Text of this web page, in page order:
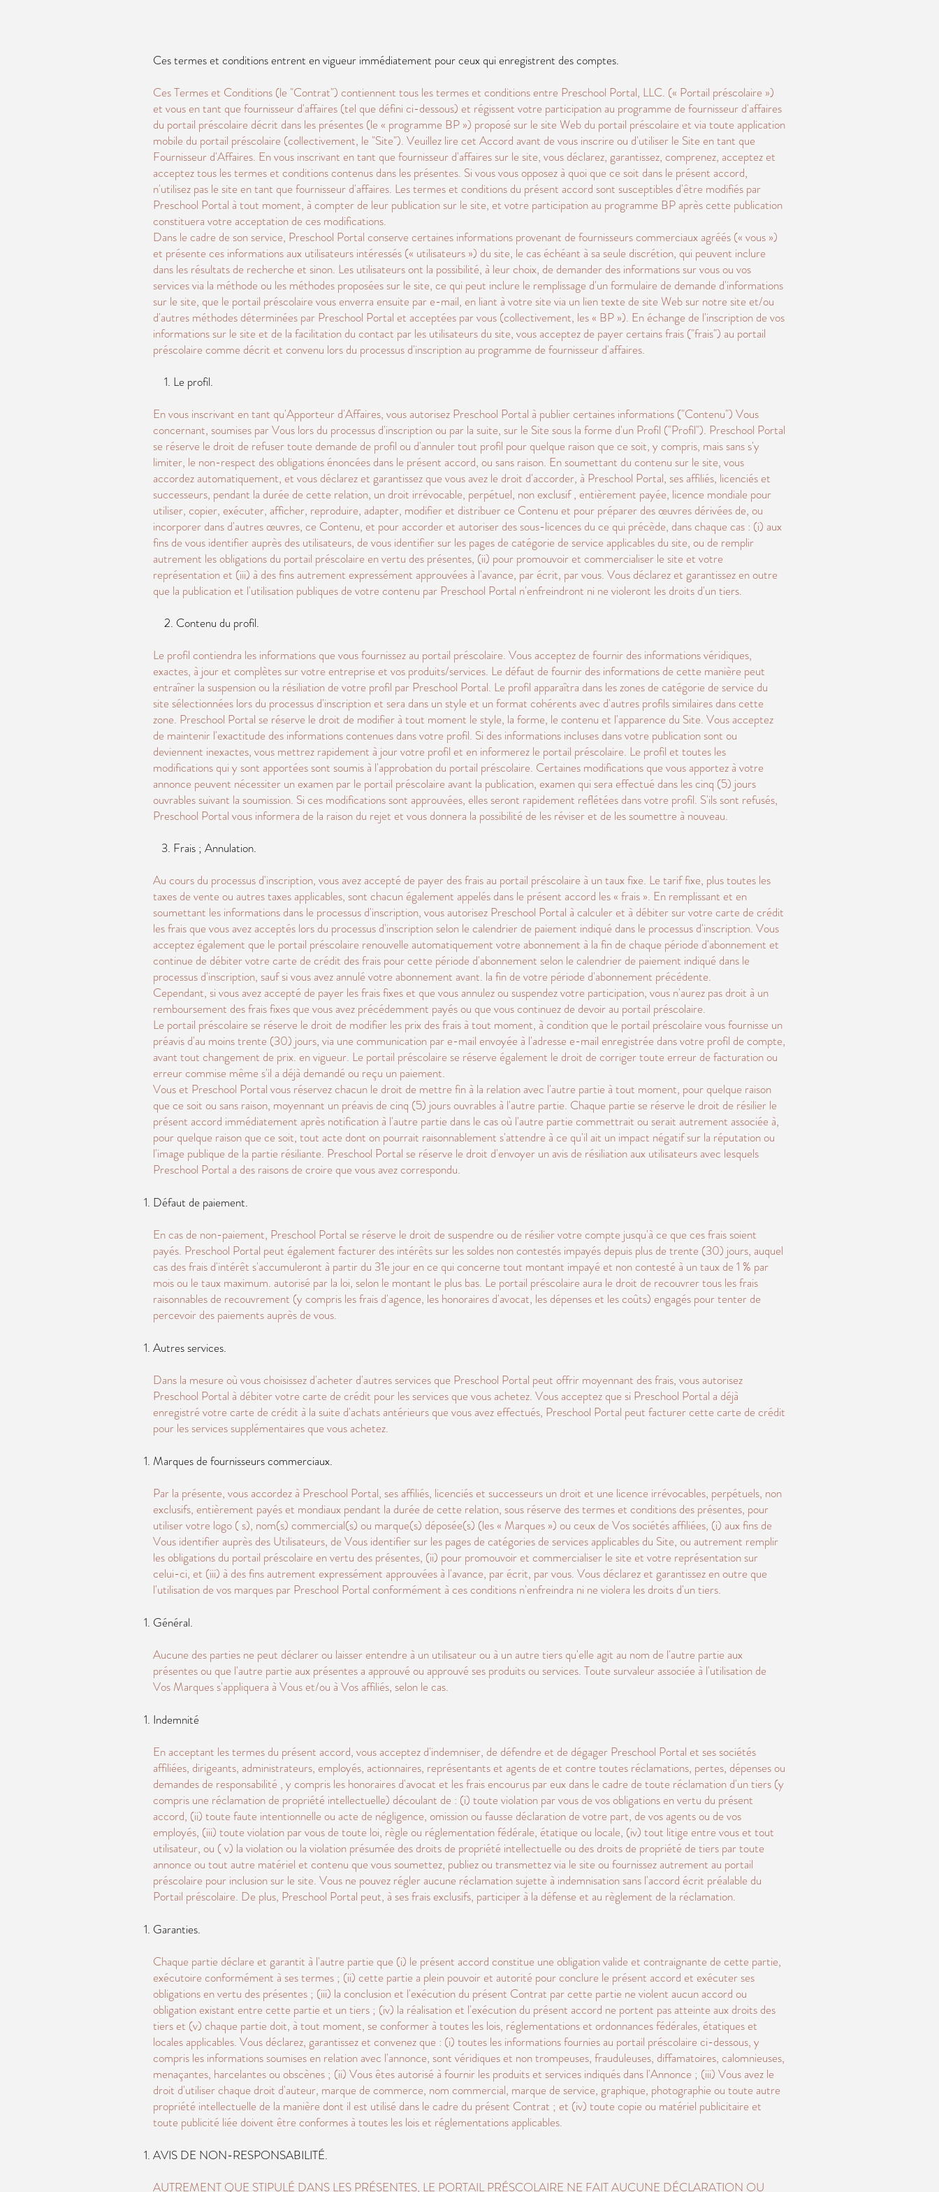
Ces termes et conditions entrent en vigueur immédiatement pour ceux qui enregistrent des comptes.
Ces Termes et Conditions (le "Contrat") contiennent tous les termes et conditions entre Preschool Portal, LLC. (« Portail préscolaire »)
et vous en tant que fournisseur d'affaires (tel que défini ci-dessous) et régissent votre participation au programme de fournisseur d'affaires
du portail préscolaire décrit dans les présentes (le « programme BP ») proposé sur le site Web du portail préscolaire et via toute application
mobile du portail préscolaire (collectivement, le "Site"). Veuillez lire cet Accord avant de vous inscrire ou d'utiliser le Site en tant que
Fournisseur d'Affaires. En vous inscrivant en tant que fournisseur d'affaires sur le site, vous déclarez, garantissez, comprenez, acceptez et
acceptez tous les termes et conditions contenus dans les présentes. Si vous vous opposez à quoi que ce soit dans le présent accord,
n'utilisez pas le site en tant que fournisseur d'affaires. Les termes et conditions du présent accord sont susceptibles d'être modifiés par
Preschool Portal à tout moment, à compter de leur publication sur le site, et votre participation au programme BP après cette publication
constituera votre acceptation de ces modifications.
Dans le cadre de son service, Preschool Portal conserve certaines informations provenant de fournisseurs commerciaux agréés (« vous »)
et présente ces informations aux utilisateurs intéressés (« utilisateurs ») du site, le cas échéant à sa seule discrétion, qui peuvent inclure
dans les résultats de recherche et sinon. Les utilisateurs ont la possibilité, à leur choix, de demander des informations sur vous ou vos
services via la méthode ou les méthodes proposées sur le site, ce qui peut inclure le remplissage d'un formulaire de demande d'informations
sur le site, que le portail préscolaire vous enverra ensuite par e-mail, en liant à votre site via un lien texte de site Web sur notre site et/ou
d'autres méthodes déterminées par Preschool Portal et acceptées par vous (collectivement, les « BP »). En échange de l'inscription de vos
informations sur le site et de la facilitation du contact par les utilisateurs du site, vous acceptez de payer certains frais ("frais") au portail
préscolaire comme décrit et convenu lors du processus d'inscription au programme de fournisseur d'affaires.
1. Le profil.
En vous inscrivant en tant qu'Apporteur d'Affaires, vous autorisez Preschool Portal à publier certaines informations ("Contenu") Vous
concernant, soumises par Vous lors du processus d'inscription ou par la suite, sur le Site sous la forme d'un Profil ("Profil"). Preschool Portal
se réserve le droit de refuser toute demande de profil ou d'annuler tout profil pour quelque raison que ce soit, y compris, mais sans s'y
limiter, le non-respect des obligations énoncées dans le présent accord, ou sans raison. En soumettant du contenu sur le site, vous
accordez automatiquement, et vous déclarez et garantissez que vous avez le droit d'accorder, à Preschool Portal, ses affiliés, licenciés et
successeurs, pendant la durée de cette relation, un droit irrévocable, perpétuel, non exclusif , entièrement payée, licence mondiale pour
utiliser, copier, exécuter, afficher, reproduire, adapter, modifier et distribuer ce Contenu et pour préparer des œuvres dérivées de, ou
incorporer dans d'autres œuvres, ce Contenu, et pour accorder et autoriser des sous-licences du ce qui précède, dans chaque cas : (i) aux
fins de vous identifier auprès des utilisateurs, de vous identifier sur les pages de catégorie de service applicables du site, ou de remplir
autrement les obligations du portail préscolaire en vertu des présentes, (ii) pour promouvoir et commercialiser le site et votre
représentation et (iii) à des fins autrement expressément approuvées à l'avance, par écrit, par vous. Vous déclarez et garantissez en outre
que la publication et l'utilisation publiques de votre contenu par Preschool Portal n'enfreindront ni ne violeront les droits d'un tiers.
2. Contenu du profil.
Le profil contiendra les informations que vous fournissez au portail préscolaire. Vous acceptez de fournir des informations véridiques,
exactes, à jour et complètes sur votre entreprise et vos produits/services. Le défaut de fournir des informations de cette manière peut
entraîner la suspension ou la résiliation de votre profil par Preschool Portal. Le profil apparaîtra dans les zones de catégorie de service du
site sélectionnées lors du processus d'inscription et sera dans un style et un format cohérents avec d'autres profils similaires dans cette
zone. Preschool Portal se réserve le droit de modifier à tout moment le style, la forme, le contenu et l'apparence du Site. Vous acceptez
de maintenir l'exactitude des informations contenues dans votre profil. Si des informations incluses dans votre publication sont ou
deviennent inexactes, vous mettrez rapidement à jour votre profil et en informerez le portail préscolaire. Le profil et toutes les
modifications qui y sont apportées sont soumis à l'approbation du portail préscolaire. Certaines modifications que vous apportez à votre
annonce peuvent nécessiter un examen par le portail préscolaire avant la publication, examen qui sera effectué dans les cinq (5) jours
ouvrables suivant la soumission. Si ces modifications sont approuvées, elles seront rapidement reflétées dans votre profil. S'ils sont refusés,
Preschool Portal vous informera de la raison du rejet et vous donnera la possibilité de les réviser et de les soumettre à nouveau.
3. Frais ; Annulation.
Au cours du processus d'inscription, vous avez accepté de payer des frais au portail préscolaire à un taux fixe. Le tarif fixe, plus toutes les
taxes de vente ou autres taxes applicables, sont chacun également appelés dans le présent accord les « frais ». En remplissant et en
soumettant les informations dans le processus d'inscription, vous autorisez Preschool Portal à calculer et à débiter sur votre carte de crédit
les frais que vous avez acceptés lors du processus d'inscription selon le calendrier de paiement indiqué dans le processus d'inscription. Vous
acceptez également que le portail préscolaire renouvelle automatiquement votre abonnement à la fin de chaque période d'abonnement et
continue de débiter votre carte de crédit des frais pour cette période d'abonnement selon le calendrier de paiement indiqué dans le
processus d'inscription, sauf si vous avez annulé votre abonnement avant. la fin de votre période d'abonnement précédente.
Cependant, si vous avez accepté de payer les frais fixes et que vous annulez ou suspendez votre participation, vous n'aurez pas droit à un
remboursement des frais fixes que vous avez précédemment payés ou que vous continuez de devoir au portail préscolaire.
Le portail préscolaire se réserve le droit de modifier les prix des frais à tout moment, à condition que le portail préscolaire vous fournisse un
préavis d'au moins trente (30) jours, via une communication par e-mail envoyée à l'adresse e-mail enregistrée dans votre profil de compte,
avant tout changement de prix. en vigueur. Le portail préscolaire se réserve également le droit de corriger toute erreur de facturation ou
erreur commise même s'il a déjà demandé ou reçu un paiement.
Vous et Preschool Portal vous réservez chacun le droit de mettre fin à la relation avec l'autre partie à tout moment, pour quelque raison
que ce soit ou sans raison, moyennant un préavis de cinq (5) jours ouvrables à l'autre partie. Chaque partie se réserve le droit de résilier le
présent accord immédiatement après notification à l'autre partie dans le cas où l'autre partie commettrait ou serait autrement associée à,
pour quelque raison que ce soit, tout acte dont on pourrait raisonnablement s'attendre à ce qu'il ait un impact négatif sur la réputation ou
l'image publique de la partie résiliante. Preschool Portal se réserve le droit d'envoyer un avis de résiliation aux utilisateurs avec lesquels
Preschool Portal a des raisons de croire que vous avez correspondu.
Défaut de paiement.
En cas de non-paiement, Preschool Portal se réserve le droit de suspendre ou de résilier votre compte jusqu'à ce que ces frais soient
payés. Preschool Portal peut également facturer des intérêts sur les soldes non contestés impayés depuis plus de trente (30) jours, auquel
cas des frais d'intérêt s'accumuleront à partir du 31e jour en ce qui concerne tout montant impayé et non contesté à un taux de 1 % par
mois ou le taux maximum. autorisé par la loi, selon le montant le plus bas. Le portail préscolaire aura le droit de recouvrer tous les frais
raisonnables de recouvrement (y compris les frais d'agence, les honoraires d'avocat, les dépenses et les coûts) engagés pour tenter de
percevoir des paiements auprès de vous.
Autres services.
Dans la mesure où vous choisissez d'acheter d'autres services que Preschool Portal peut offrir moyennant des frais, vous autorisez
Preschool Portal à débiter votre carte de crédit pour les services que vous achetez. Vous acceptez que si Preschool Portal a déjà
enregistré votre carte de crédit à la suite d'achats antérieurs que vous avez effectués, Preschool Portal peut facturer cette carte de crédit
pour les services supplémentaires que vous achetez.
Marques de fournisseurs commerciaux.
Par la présente, vous accordez à Preschool Portal, ses affiliés, licenciés et successeurs un droit et une licence irrévocables, perpétuels, non
exclusifs, entièrement payés et mondiaux pendant la durée de cette relation, sous réserve des termes et conditions des présentes, pour
utiliser votre logo ( s), nom(s) commercial(s) ou marque(s) déposée(s) (les « Marques ») ou ceux de Vos sociétés affiliées, (i) aux fins de
Vous identifier auprès des Utilisateurs, de Vous identifier sur les pages de catégories de services applicables du Site, ou autrement remplir
les obligations du portail préscolaire en vertu des présentes, (ii) pour promouvoir et commercialiser le site et votre représentation sur
celui-ci, et (iii) à des fins autrement expressément approuvées à l'avance, par écrit, par vous. Vous déclarez et garantissez en outre que
l'utilisation de vos marques par Preschool Portal conformément à ces conditions n'enfreindra ni ne violera les droits d'un tiers.
Général.
Aucune des parties ne peut déclarer ou laisser entendre à un utilisateur ou à un autre tiers qu'elle agit au nom de l'autre partie aux
présentes ou que l'autre partie aux présentes a approuvé ou approuvé ses produits ou services. Toute survaleur associée à l'utilisation de
Vos Marques s'appliquera à Vous et/ou à Vos affiliés, selon le cas.
Indemnité
En acceptant les termes du présent accord, vous acceptez d'indemniser, de défendre et de dégager Preschool Portal et ses sociétés
affiliées, dirigeants, administrateurs, employés, actionnaires, représentants et agents de et contre toutes réclamations, pertes, dépenses ou
demandes de responsabilité , y compris les honoraires d'avocat et les frais encourus par eux dans le cadre de toute réclamation d'un tiers (y
compris une réclamation de propriété intellectuelle) découlant de : (i) toute violation par vous de vos obligations en vertu du présent
accord, (ii) toute faute intentionnelle ou acte de négligence, omission ou fausse déclaration de votre part, de vos agents ou de vos
employés, (iii) toute violation par vous de toute loi, règle ou réglementation fédérale, étatique ou locale, (iv) tout litige entre vous et tout
utilisateur, ou ( v) la violation ou la violation présumée des droits de propriété intellectuelle ou des droits de propriété de tiers par toute
annonce ou tout autre matériel et contenu que vous soumettez, publiez ou transmettez via le site ou fournissez autrement au portail
préscolaire pour inclusion sur le site. Vous ne pouvez régler aucune réclamation sujette à indemnisation sans l'accord écrit préalable du
Portail préscolaire. De plus, Preschool Portal peut, à ses frais exclusifs, participer à la défense et au règlement de la réclamation.
Garanties.
Chaque partie déclare et garantit à l'autre partie que (i) le présent accord constitue une obligation valide et contraignante de cette partie,
exécutoire conformément à ses termes ; (ii) cette partie a plein pouvoir et autorité pour conclure le présent accord et exécuter ses
obligations en vertu des présentes ; (iii) la conclusion et l'exécution du présent Contrat par cette partie ne violent aucun accord ou
obligation existant entre cette partie et un tiers ; (iv) la réalisation et l'exécution du présent accord ne portent pas atteinte aux droits des
tiers et (v) chaque partie doit, à tout moment, se conformer à toutes les lois, réglementations et ordonnances fédérales, étatiques et
locales applicables. Vous déclarez, garantissez et convenez que : (i) toutes les informations fournies au portail préscolaire ci-dessous, y
compris les informations soumises en relation avec l'annonce, sont véridiques et non trompeuses, frauduleuses, diffamatoires, calomnieuses,
menaçantes, harcelantes ou obscènes ; (ii) Vous êtes autorisé à fournir les produits et services indiqués dans l'Annonce ; (iii) Vous avez le
droit d'utiliser chaque droit d'auteur, marque de commerce, nom commercial, marque de service, graphique, photographie ou toute autre
propriété intellectuelle de la manière dont il est utilisé dans le cadre du présent Contrat ; et (iv) toute copie ou matériel publicitaire et
toute publicité liée doivent être conformes à toutes les lois et réglementations applicables.
AVIS DE NON-RESPONSABILITÉ.
AUTREMENT QUE STIPULÉ DANS LES PRÉSENTES, LE PORTAIL PRÉSCOLAIRE NE FAIT AUCUNE DÉCLARATION OU